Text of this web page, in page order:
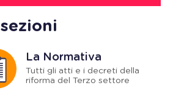
sezioni
La Normativa
Tutti gli atti e i decreti della
riforma del Terzo settore